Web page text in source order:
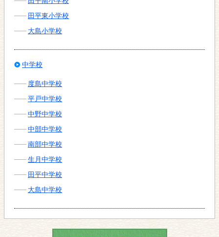
田平東小学校
大島小学校
中学校
度島中学校
平戸中学校
中野中学校
中部中学校
南部中学校
生月中学校
田平中学校
大島中学校